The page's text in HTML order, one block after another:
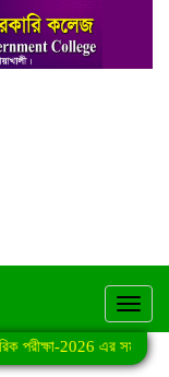
পরীক্ষা-2026 এর সময়সূচি